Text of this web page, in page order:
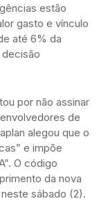
estão
gasto e vínculo
até 6% da
decisão
por não assinar
de
alegou que o
e impõe
O código
da nova
sábado (2).